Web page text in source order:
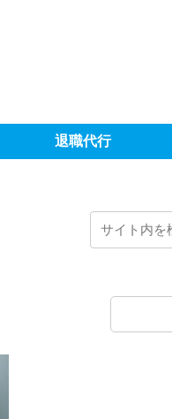
退職代行